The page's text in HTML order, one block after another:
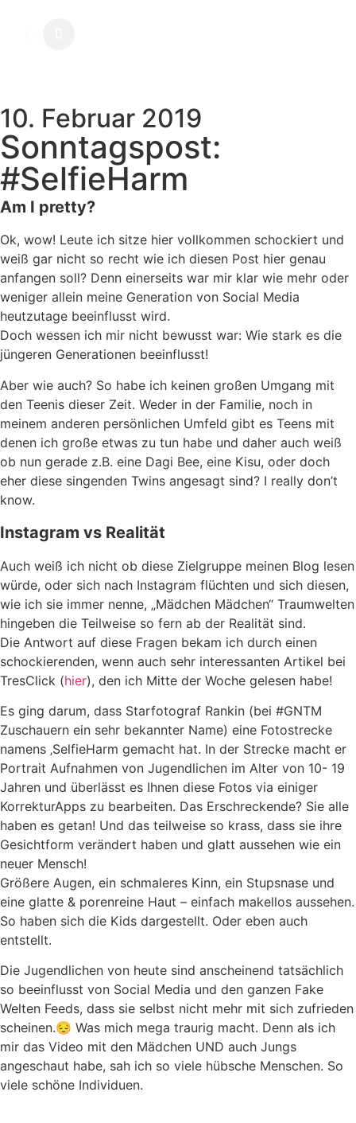
10. Februar 2019
Sonntagspost:
#SelfieHarm
Am I pretty?
Ok, wow! Leute ich sitze hier vollkommen schockiert und
weiß gar nicht so recht wie ich diesen Post hier genau
anfangen soll? Denn einerseits war mir klar wie mehr oder
weniger allein meine Generation von Social Media
heutzutage beeinflusst wird.
Doch wessen ich mir nicht bewusst war: Wie stark es die
jüngeren Generationen beeinflusst!
Aber wie auch? So habe ich keinen großen Umgang mit
den Teenis dieser Zeit. Weder in der Familie, noch in
meinem anderen persönlichen Umfeld gibt es Teens mit
denen ich große etwas zu tun habe und daher auch weiß
ob nun gerade z.B. eine Dagi Bee, eine Kisu, oder doch
eher diese singenden Twins angesagt sind? I really don’t
know.
Instagram vs Realität
Auch weiß ich nicht ob diese Zielgruppe meinen Blog lesen
würde, oder sich nach Instagram flüchten und sich diesen,
wie ich sie immer nenne, „Mädchen Mädchen“ Traumwelten
hingeben die Teilweise so fern ab der Realität sind.
Die Antwort auf diese Fragen bekam ich durch einen
schockierenden, wenn auch sehr interessanten Artikel bei
TresClick (hier), den ich Mitte der Woche gelesen habe!
Es ging darum, dass Starfotograf Rankin (bei #GNTM
Zuschauern ein sehr bekannter Name) eine Fotostrecke
namens ‚SelfieHarm gemacht hat. In der Strecke macht er
Portrait Aufnahmen von Jugendlichen im Alter von 10- 19
Jahren und überlässt es Ihnen diese Fotos via einiger
KorrekturApps zu bearbeiten. Das Erschreckende? Sie alle
haben es getan! Und das teilweise so krass, dass sie ihre
Gesichtform verändert haben und glatt aussehen wie ein
neuer Mensch!
Größere Augen, ein schmaleres Kinn, ein Stupsnase und
eine glatte & porenreine Haut – einfach makellos aussehen.
So haben sich die Kids dargestellt. Oder eben auch
entstellt.
Die Jugendlichen von heute sind anscheinend tatsächlich
so beeinflusst von Social Media und den ganzen Fake
Welten Feeds, dass sie selbst nicht mehr mit sich zufrieden
scheinen.😔 Was mich mega traurig macht. Denn als ich
mir das Video mit den Mädchen UND auch Jungs
angeschaut habe, sah ich so viele hübsche Menschen. So
viele schöne Individuen.